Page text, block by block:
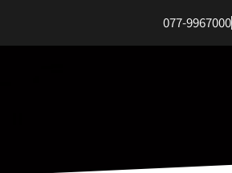
077-9967000